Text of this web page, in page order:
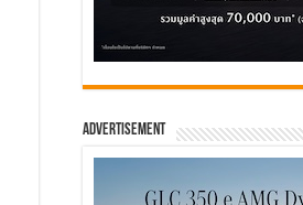
Advertisement